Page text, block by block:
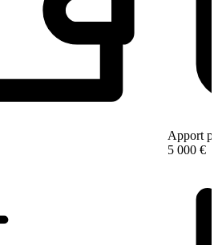
Apport
5 000 €